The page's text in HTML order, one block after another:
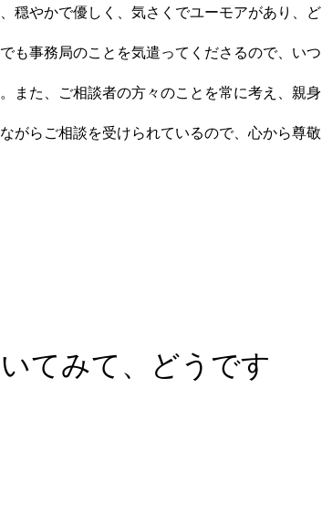
穏やかで優しく、気さくでユーモアがあり、ど
も事務局のことを気遣ってくださるので、いつ
また、ご相談者の方々のことを常に考え、親身
がらご相談を受けられているので、心から尊敬
てみて、どうです